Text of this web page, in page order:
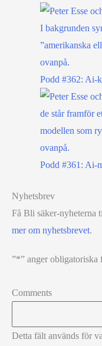
Podd #362: Ai-
Podd #361: Ai-
Nyhetsbrev
Få Bli säker-nyheterna
mer om nyhetsbrevet.
”*” anger obligatoriska
Comments
Detta fält används för